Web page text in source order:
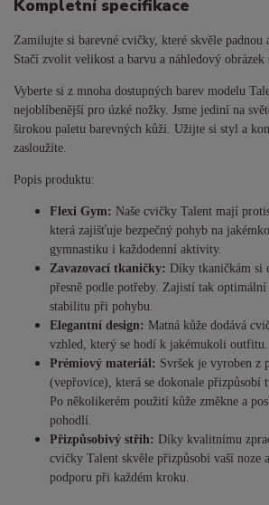
Kompletní specifikace
Zamilujte si barevné cvičky, které skvěle padnou
Stačí zvolit velikost a barvu a náhledový obrázek
Vyberte si z mnoha dostupných barev modelu
nejoblíbenější pro úzké nožky. Jsme jediní na
širokou paletu barevných kůží. Užijte si styl a
zasloužíte.
Popis produktu:
Flexi Gym: Naše cvičky Talent mají
která zajišťuje bezpečný pohyb na
gymnastiku i každodenní aktivity.
Zavazovací tkaničky: Díky tkaničkám si
přesně podle potřeby. Zajistí tak
stabilitu při pohybu.
Elegantní design: Matná kůže dodává
vzhled, který se hodí k jakémukoli outfitu.
Prémiový materiál: Svršek je vyroben z
(vepřovice), která se dokonale přizpůsobí
Po několikerém použití kůže změkne a
pohodlí.
Přizpůsobivý střih: Díky kvalitnímu
cvičky Talent skvěle přizpůsobí vaší noze
podporu při každém kroku.